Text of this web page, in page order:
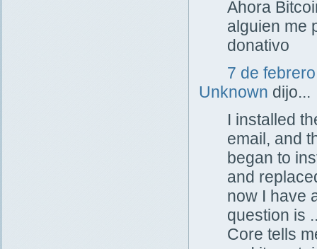
Ahora
alguien me
donativo
7 de
Unknown dijo...
I installed
email, and
began to
and
now I have
question is
Core tells